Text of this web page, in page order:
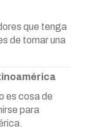
que tenga
de tomar una
es cosa de
para